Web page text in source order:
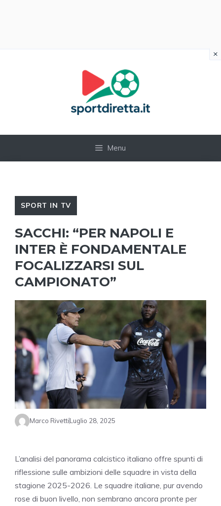
Menu
SPORT IN TV
SACCHI: “PER NAPOLI E
INTER È FONDAMENTALE
FOCALIZZARSI SUL
CAMPIONATO”
Marco RivettiLuglio 28, 2025
L’analisi del panorama calcistico italiano offre spunti di
riflessione sulle ambizioni delle squadre in vista della
stagione 2025-2026. Le squadre italiane, pur avendo
rose di buon livello, non sembrano ancora pronte per
×